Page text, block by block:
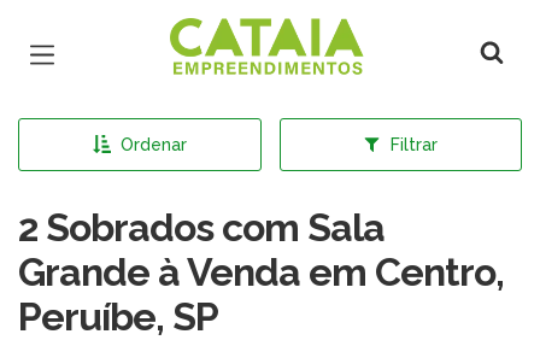
Página inicial
Ordenar Filtrar
2 Sobrados com Sala
Grande à Venda em Centro,
Peruíbe, SP